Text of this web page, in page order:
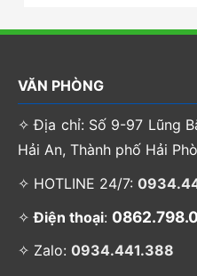
VĂN PHÒNG
✧ Địa chỉ: Số 9-97 Lũng
Hải An, Thành phố Hải
✧ HOTLINE 24/7:
✧Điện thoại:
✧ Zalo: 0934.441.388